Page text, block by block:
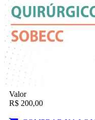
Valor
R$ 200,00